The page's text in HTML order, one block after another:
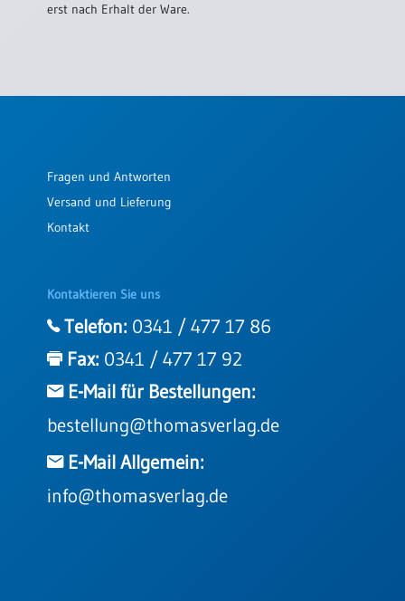
erst nach Erhalt der Ware.
Fragen und Antworten
Versand und Lieferung
Kontakt
Kontaktieren Sie uns
Telefon: 0341 / 477 17 86
Fax: 0341 / 477 17 92
E-Mail für Bestellungen:
bestellung@thomasverlag.de
E-Mail Allgemein:
info@thomasverlag.de